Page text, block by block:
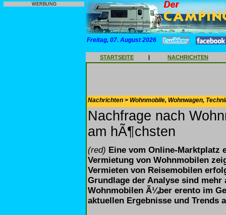
WERBUNG
Freitag, 07. August 2026
STARTSEITE | NACHRICHTEN
Nachrichten > Wohnmobile, Wohnwagen,
Nachfrage nach
am hÃ¶chsten
(red) Eine vom Online-Marktplatz
Vermietung von Wohnmobilen
Vermieten von Reisemobilen
Grundlage der Analyse sind
Wohnmobilen Ã¼ber erento im
aktuellen Ergebnisse und Trends